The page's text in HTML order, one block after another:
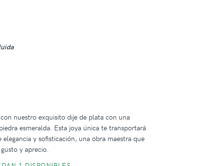
nuestro exquisito dije de plata con una
esmeralda. Esta joya única te transportará
y sofisticación, una obra maestra que
y aprecio.